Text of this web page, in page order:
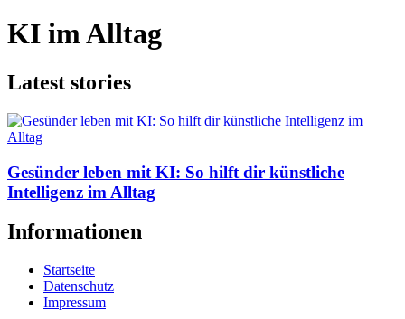
KI im Alltag
Latest stories
Gesünder leben mit KI: So hilft dir künstliche
Intelligenz im Alltag
Informationen
Startseite
Datenschutz
Impressum